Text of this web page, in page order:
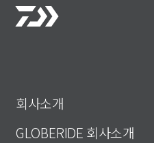
회사소개
GLOBERIDE 회사소개